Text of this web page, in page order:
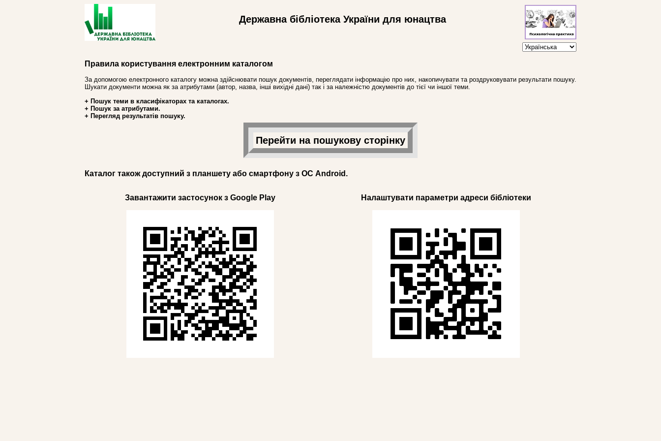
Державна бібліотека України для юнацтва
Правила користування електронним каталогом
За допомогою електронного каталогу можна здійснювати пошук документів, переглядати інформацію про них, накопичувати та роздруковувати результати пошуку.
Шукати документи можна як за атрибутами (автор, назва, інші вихідні дані) так і за належністю документів до тієї чи іншої теми.
+ Пошук теми в класифікаторах та каталогах.
+ Пошук за атрибутами.
+ Перегляд результатів пошуку.
Перейти на пошукову сторінку
Каталог також доступний з планшету або смартфону з ОС Android.
Завантажити застосунок з Google Play Налаштувати параметри адреси бібліотеки